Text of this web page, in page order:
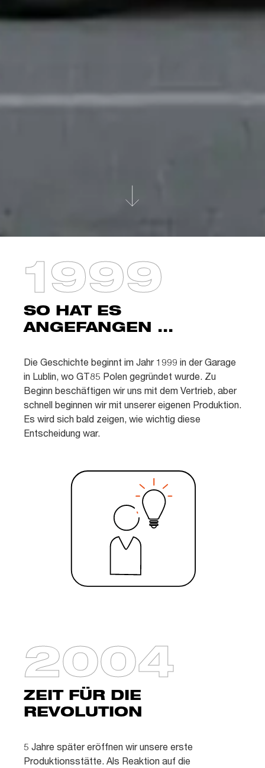
1999
SO HAT ES
ANGEFANGEN ...
Die Geschichte beginnt im Jahr 1999 in der Garage
in Lublin, wo GT85 Polen gegründet wurde. Zu
Beginn beschäftigen wir uns mit dem Vertrieb, aber
schnell beginnen wir mit unserer eigenen Produktion.
Es wird sich bald zeigen, wie wichtig diese
Entscheidung war.
2004
ZEIT FÜR DIE
REVOLUTION
5 Jahre später eröffnen wir unsere erste
Produktionsstätte. Als Reaktion auf die